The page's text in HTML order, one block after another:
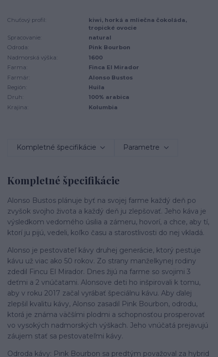
Chuťový profil:
kiwi, horká a mliečna čokoláda,
tropické ovocie
Spracovanie:
natural
Odroda:
Pink Bourbon
Nadmorská výška:
1600
Farma:
Finca El Mirador
Farmár:
Alonso Bustos
Región:
Huila
Druh:
100% arabica
Krajina:
Kolumbia
Kompletné špecifikácie Parametre
Kompletné špecifikácie
Alonso Bustos plánuje byť na svojej farme každý deň po
zvyšok svojho života a každý deň ju zlepšovať. Jeho káva je
výsledkom vedomého úsilia a zámeru, hovorí, a chce, aby tí,
ktorí ju pijú, vedeli, koľko času a starostlivosti do nej vkladá.
Alonso je pestovateľ kávy druhej generácie, ktorý pestuje
kávu už viac ako 50 rokov. Zo strany manželkynej rodiny
zdedil Fincu El Mirador. Dnes žijú na farme so svojimi 3
deťmi a 2 vnúčatami. Alonsove deti ho inšpirovali k tomu,
aby v roku 2017 začal vyrábať špeciálnu kávu. Aby ďalej
zlepšil kvalitu kávy, Alonso zasadil Pink Bourbon, odrodu,
ktorá je známa väčšími plodmi a schopnosťou prosperovať
vo vysokých nadmorských výškach. Jeho vnúčatá prejavujú
záujem stať sa pestovateľmi kávy.
Odroda kávy: Pink Bourbon sa predtým považoval za hybrid